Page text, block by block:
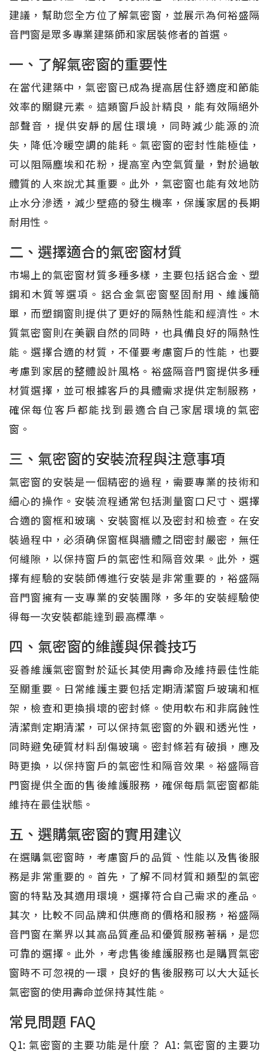
建議，幫助您全方位了解氣密窗，並展示為何裕盛隔
音門窗是眾多專業建築師和家居裝修者的首選。
一、了解氣密窗的重要性
在當代建築中，氣密窗已成為提高居住舒適度和節能
效率的關鍵元素。這類窗戶設計精良，能有效隔絕外
部聲音，提供安靜的居住環境，同時減少能源的流
失，降低冷暖空調的能耗。氣密窗的密封性能極佳，
可以阻隔塵埃和花粉，提高室內空氣質量，對於過敏
體質的人來說尤其重要。此外，氣密窗也能有效地防
止水分滲透，減少壁癌的發生機率，保護家居的長期
耐用性。
二、選擇適合的氣密窗材質
市場上的氣密窗材質多種多樣，主要包括鋁合金、塑
鋼和木質等選項。鋁合金氣密窗堅固耐用、維護簡
單，而塑鋼窗則提供了更好的隔熱性能和經濟性。木
質氣密窗則在美觀自然的同時，也具備良好的隔熱性
能。選擇合適的材質，不僅要考慮窗戶的性能，也要
考慮到家居的整體設計風格。裕盛隔音門窗提供多種
材質選擇，並可根據客戶的具體需求提供定制服務，
確保每位客戶都能找到最適合自己家居環境的氣密
窗。
三、氣密窗的安裝流程與注意事項
氣密窗的安裝是一個精密的過程，需要專業的技術和
細心的操作。安裝流程通常包括測量窗口尺寸、選擇
合適的窗框和玻璃、安裝窗框以及密封和檢查。在安
裝過程中，必須确保窗框與牆體之間密封嚴密，無任
何縫隙，以保持窗戶的氣密性和隔音效果。此外，選
擇有經驗的安裝師傅進行安裝是非常重要的，裕盛隔
音門窗擁有一支專業的安裝團隊，多年的安裝經驗使
得每一次安裝都能達到最高標準。
四、氣密窗的維護與保養技巧
妥善維護氣密窗對於延长其使用壽命及維持最佳性能
至關重要。日常維護主要包括定期清潔窗戶玻璃和框
架，檢查和更換損壞的密封條。使用軟布和非腐蝕性
清潔劑定期清潔，可以保持氣密窗的外觀和透光性，
同時避免硬質材料刮傷玻璃。密封條若有破損，應及
時更換，以保持窗戶的氣密性和隔音效果。裕盛隔音
門窗提供全面的售後維護服務，確保每扇氣密窗都能
維持在最佳狀態。
五、選購氣密窗的實用建议
在選購氣密窗時，考慮窗戶的品質、性能以及售後服
務是非常重要的。首先，了解不同材質和類型的氣密
窗的特點及其適用環境，選擇符合自己需求的產品。
其次，比較不同品牌和供應商的價格和服務，裕盛隔
音門窗在業界以其高品質產品和優質服務著稱，是您
可靠的選擇。此外，考虑售後維護服務也是購買氣密
窗時不可忽視的一環，良好的售後服務可以大大延长
氣密窗的使用壽命並保持其性能。
常見問題 FAQ
Q1: 氣密窗的主要功能是什麼？ A1: 氣密窗的主要功